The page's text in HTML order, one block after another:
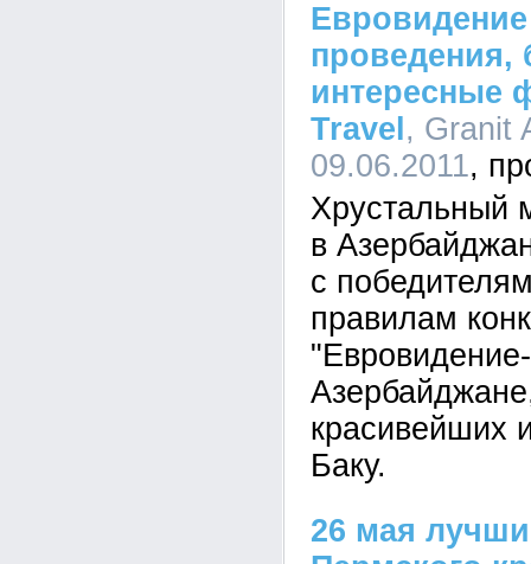
проведения,
интересные
Travel , Granit
09.06.2011
Хрустальный
в
с
правилам
красивейших
Баку.
26 мая